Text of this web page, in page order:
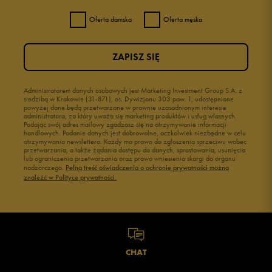
Oferta damska Oferta męska
Administratorem danych osobowych jest Marketing Investment Group S.A. z
siedzibą w Krakowie (31-871), os. Dywizjonu 303 paw. 1, udostępnione
powyżej dane będą przetwarzane w prawnie uzasadnionym interesie
administratora, za który uważa się marketing produktów i usług własnych.
Podając swój adres mailowy zgadzasz się na otrzymywanie informacji
handlowych. Podanie danych jest dobrowolne, aczkolwiek niezbędne w celu
otrzymywania newslettera. Każdy ma prawo do zgłoszenia sprzeciwu wobec
przetwarzania, a także żądania dostępu do danych, sprostowania, usunięcia
lub ograniczenia przetwarzania oraz prawo wniesienia skargi do organu
nadzorczego. Pełną treść oświadczenia o ochronie prywatności można
znaleźć w Polityce prywatności.
ZAPISZ SIĘ
CHAT